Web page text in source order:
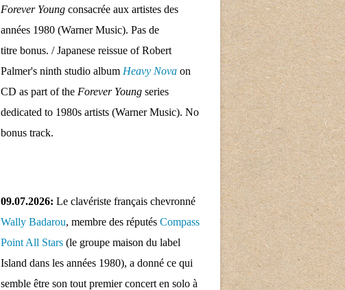
Forever Young consacrée aux artistes des
années 1980 (Warner Music). Pas de
titre bonus. / Japanese reissue of Robert
Palmer's ninth studio album Heavy Nova on
CD as part of the Forever Young series
dedicated to 1980s artists (Warner Music). No
bonus track.
09.07.2026: Le clavériste français chevronné
Wally Badarou, membre des réputés Compass
Point All Stars (le groupe maison du label
Island dans les années 1980), a donné ce qui
semble être son tout premier concert en solo à